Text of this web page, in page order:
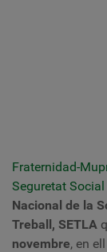
Fraternidad-
Seguretat Social
Nacional de la
Treball, SETLA
novembre, en ell